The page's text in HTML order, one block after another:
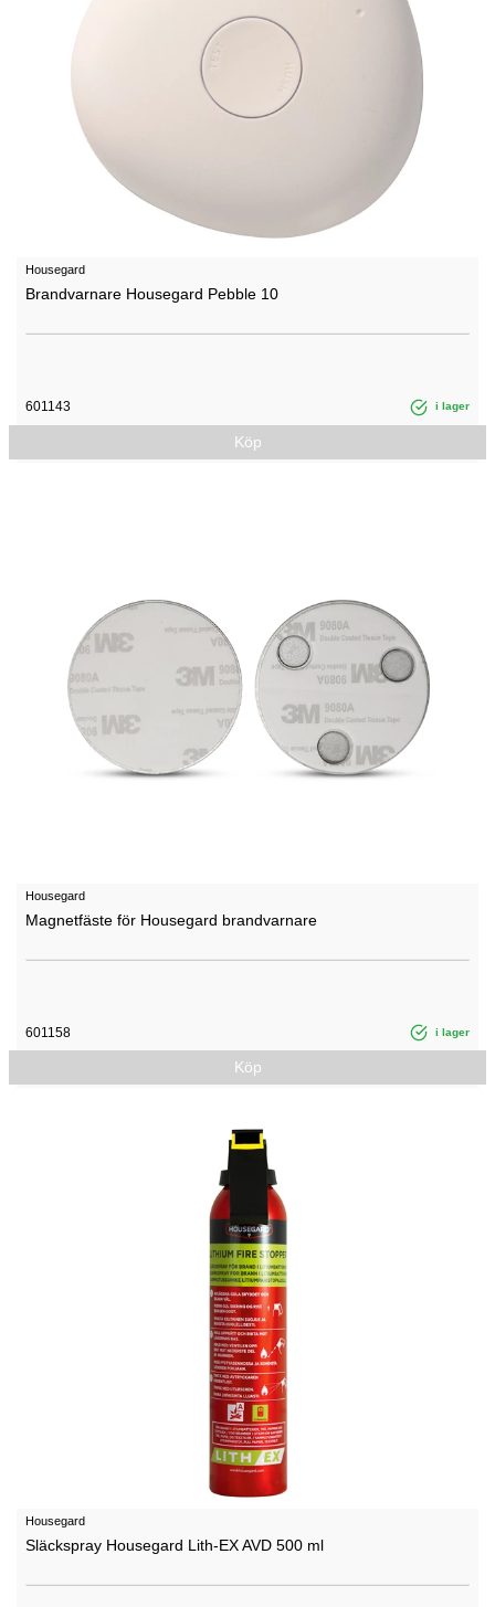
Housegard
Brandvarnare Housegard Pebble 10
601143 i lager
Köp
Housegard
Magnetfäste för Housegard brandvarnare
601158 i lager
Köp
Housegard
Släckspray Housegard Lith-EX AVD 500 ml